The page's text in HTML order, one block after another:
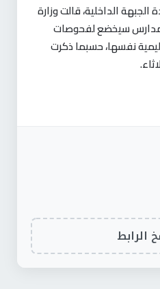
الداخلية، قالت وزارة
سيخضع لفحوصات
نفسها، حسبما ذكرت